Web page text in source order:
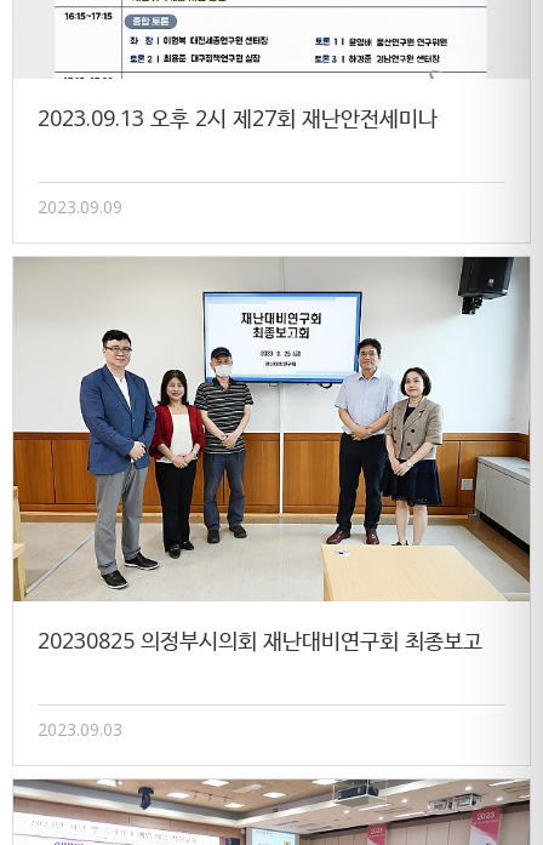
2023.09.13 오후 2시 제27회 재난안전세미나
2023.09.09
20230825 의정부시의회 재난대비연구회 최종보고
2023.09.03